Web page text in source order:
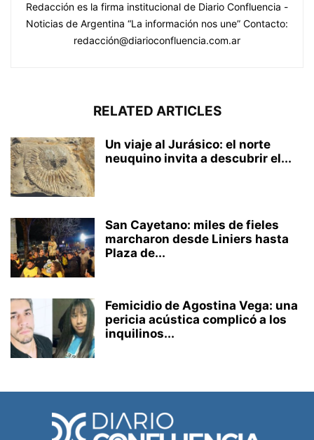
Redacción es la firma institucional de Diario Confluencia -
Noticias de Argentina “La información nos une” Contacto:
redacción@diarioconfluencia.com.ar
RELATED ARTICLES
Un viaje al Jurásico: el norte
neuquino invita a descubrir el...
San Cayetano: miles de fieles
marcharon desde Liniers hasta
Plaza de...
Femicidio de Agostina Vega: una
pericia acústica complicó a los
inquilinos...